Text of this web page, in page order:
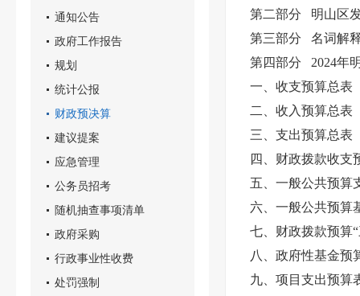
通知公告
政府工作报告
规划
统计公报
财政预决算
建议提案
应急管理
公务员招考
随机抽查事项清单
政府采购
行政事业性收费
处罚强制
第二部分 明山区
第三部分 名词解
第四部分 2024年
一、收支预算总表
二、收入预算总表
三、支出预算总表
四、财政拨款收支
五、一般公共预算
六、一般公共预算
七、财政拨款预算
八、政府性基金预
九、项目支出预算